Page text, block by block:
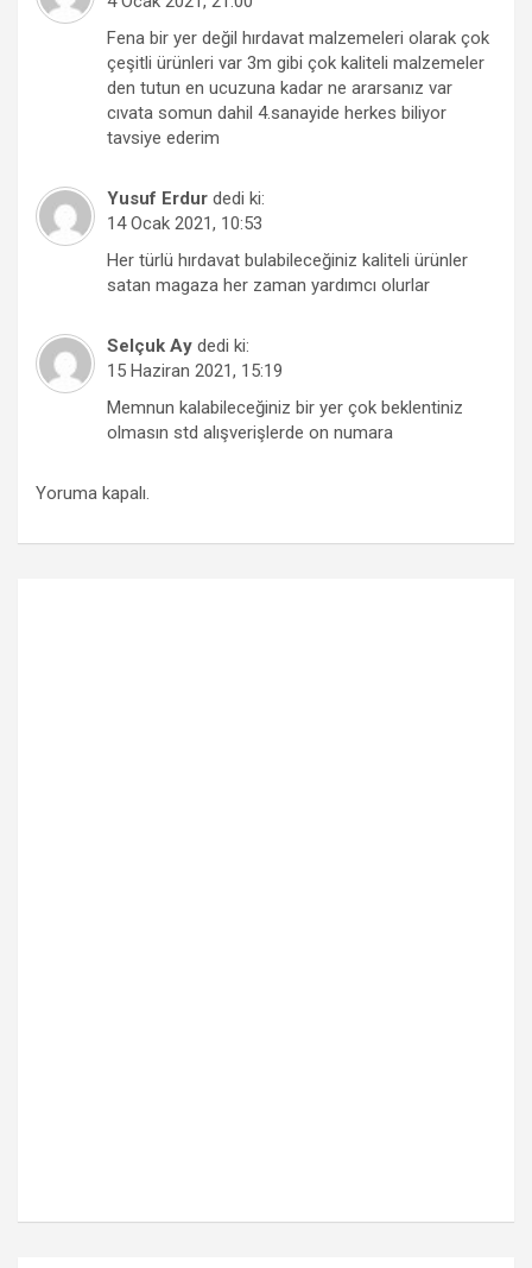
Fena bir yer değil hırdavat malzemeleri olarak çok
çeşitli ürünleri var 3m gibi çok kaliteli malzemeler
den tutun en ucuzuna kadar ne ararsanız var
cıvata somun dahil 4.sanayide herkes biliyor
tavsiye ederim
Yusuf Erdur dedi ki:
14 Ocak 2021, 10:53
Her türlü hırdavat bulabileceğiniz kaliteli ürünler
satan magaza her zaman yardımcı olurlar
Selçuk Ay dedi ki:
15 Haziran 2021, 15:19
Memnun kalabileceğiniz bir yer çok beklentiniz
olmasın std alışverişlerde on numara
Yoruma kapalı.